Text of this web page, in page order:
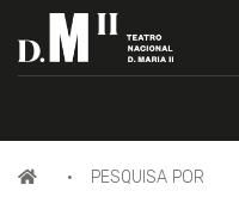
PÁGINA PESQUISA POR